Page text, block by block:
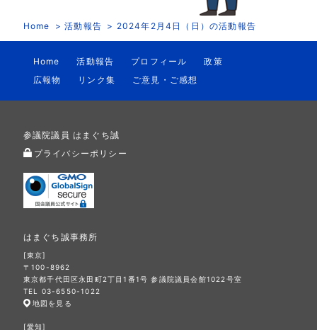
Home 活動報告 2024年2月4日（日）の活動報告
Home 活動報告 プロフィール
政策
広報物
リンク集 ご意見・ご感想
参議院議員 はまぐち誠
プライバシーポリシー
はまぐち誠事務所
[東京]
〒100-8962
東京都千代田区永田町2丁目1番1号 参議院議員会館1022号室
TEL 03-6550-1022
地図を見る
[愛知]